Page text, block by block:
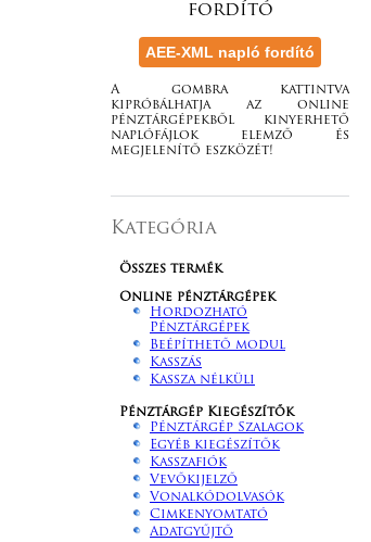
fordító
A gombra kattintva
kipróbálhatja az online
pénztárgépekből kinyerhető
naplófájlok elemző és
megjelenítő eszközét!
Kategória
Összes termék
Online pénztárgépek
Hordozható
Pénztárgépek
Beépíthető modul
Kasszás
Kassza nélküli
Pénztárgép Kiegészítők
Pénztárgép Szalagok
Egyéb kiegészítők
Kasszafiók
Vevőkijelző
Vonalkódolvasók
Cimkenyomtató
Adatgyűjtő